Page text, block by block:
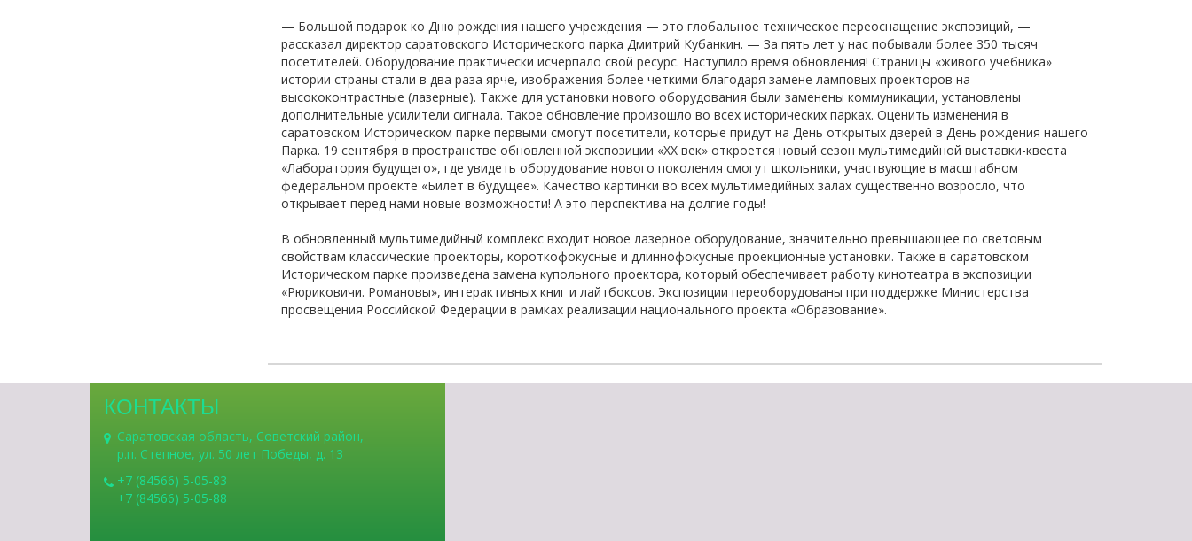
— Большой подарок ко Дню рождения нашего учреждения — это глобальное техническое переоснащение экспозиций, —
рассказал директор саратовского Исторического парка Дмитрий Кубанкин. — За пять лет у нас побывали более 350 тысяч
посетителей. Оборудование практически исчерпало свой ресурс. Наступило время обновления! Страницы «живого учебника»
истории страны стали в два раза ярче, изображения более четкими благодаря замене ламповых проекторов на
высококонтрастные (лазерные). Также для установки нового оборудования были заменены коммуникации, установлены
дополнительные усилители сигнала. Такое обновление произошло во всех исторических парках. Оценить изменения в
саратовском Историческом парке первыми смогут посетители, которые придут на День открытых дверей в День рождения нашего
Парка. 19 сентября в пространстве обновленной экспозиции «ХХ век» откроется новый сезон мультимедийной выставки-квеста
«Лаборатория будущего», где увидеть оборудование нового поколения смогут школьники, участвующие в масштабном
федеральном проекте «Билет в будущее». Качество картинки во всех мультимедийных залах существенно возросло, что
открывает перед нами новые возможности! А это перспектива на долгие годы!
В обновленный мультимедийный комплекс входит новое лазерное оборудование, значительно превышающее по световым
свойствам классические проекторы, короткофокусные и длиннофокусные проекционные установки. Также в саратовском
Историческом парке произведена замена купольного проектора, который обеспечивает работу кинотеатра в экспозиции
«Рюриковичи. Романовы», интерактивных книг и лайтбоксов. Экспозиции переоборудованы при поддержке Министерства
просвещения Российской Федерации в рамках реализации национального проекта «Образование».
КОНТАКТЫ
Саратовская область, Советский район,
р.п. Степное, ул. 50 лет Победы, д. 13
+7 (84566) 5-05-83
+7 (84566) 5-05-88